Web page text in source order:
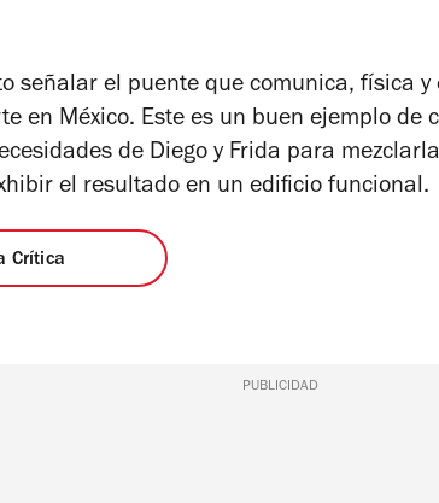
señalar el puente que comunica, física
en México. Este es un buen ejemplo de
de Diego y Frida para
el resultado en un edificio funcional.
Crítica
PUBLICIDAD